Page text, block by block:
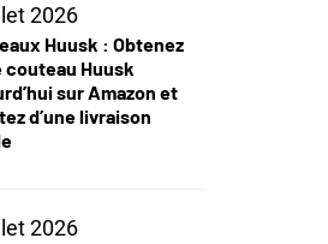
2026
Huusk : Obtenez
couteau Huusk
sur Amazon et
d’une livraison
2026